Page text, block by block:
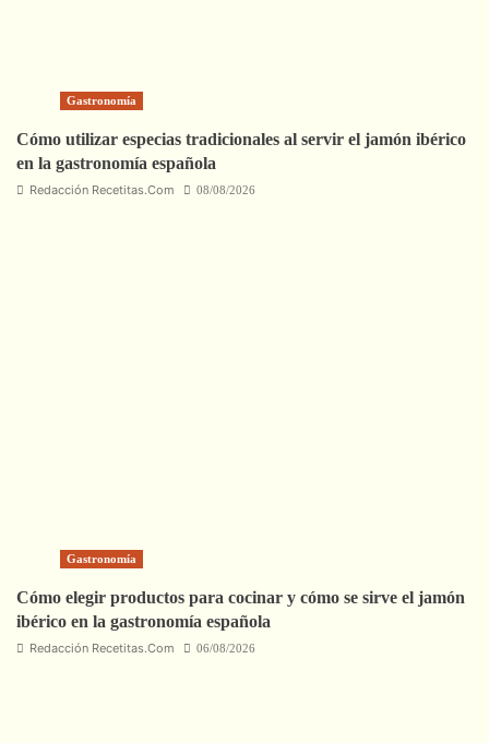
Gastronomía
Cómo utilizar especias tradicionales al servir el jamón ibérico
en la gastronomía española
Redacción Recetitas.Com 08/08/2026
Gastronomía
Cómo elegir productos para cocinar y cómo se sirve el jamón
ibérico en la gastronomía española
Redacción Recetitas.Com 06/08/2026